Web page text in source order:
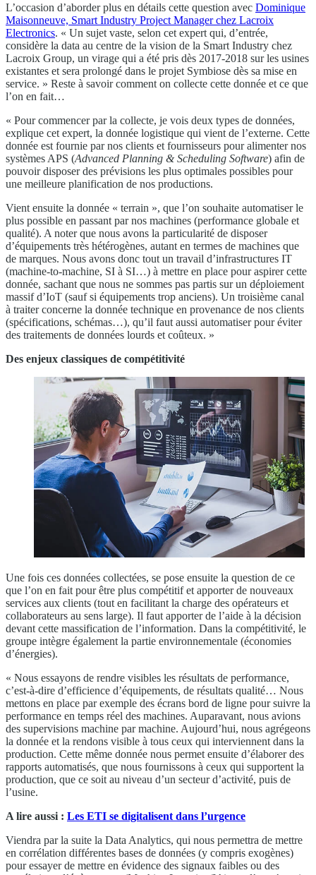
L’occasion d’aborder plus en détails cette question avec Dominique
Maisonneuve, Smart Industry Project Manager chez Lacroix
Electronics. « Un sujet vaste, selon cet expert qui, d’entrée,
considère la data au centre de la vision de la Smart Industry chez
Lacroix Group, un virage qui a été pris dès 2017-2018 sur les usines
existantes et sera prolongé dans le projet Symbiose dès sa mise en
service. » Reste à savoir comment on collecte cette donnée et ce que
l’on en fait…
« Pour commencer par la collecte, je vois deux types de données,
explique cet expert, la donnée logistique qui vient de l’externe. Cette
donnée est fournie par nos clients et fournisseurs pour alimenter nos
systèmes APS (Advanced Planning & Scheduling Software) afin de
pouvoir disposer des prévisions les plus optimales possibles pour
une meilleure planification de nos productions.
Vient ensuite la donnée « terrain », que l’on souhaite automatiser le
plus possible en passant par nos machines (performance globale et
qualité). A noter que nous avons la particularité de disposer
d’équipements très hétérogènes, autant en termes de machines que
de marques. Nous avons donc tout un travail d’infrastructures IT
(machine-to-machine, SI à SI…) à mettre en place pour aspirer cette
donnée, sachant que nous ne sommes pas partis sur un déploiement
massif d’IoT (sauf si équipements trop anciens). Un troisième canal
à traiter concerne la donnée technique en provenance de nos clients
(spécifications, schémas…), qu’il faut aussi automatiser pour éviter
des traitements de données lourds et coûteux. »
Des enjeux classiques de compétitivité
Une fois ces données collectées, se pose ensuite la question de ce
que l’on en fait pour être plus compétitif et apporter de nouveaux
services aux clients (tout en facilitant la charge des opérateurs et
collaborateurs au sens large). Il faut apporter de l’aide à la décision
devant cette massification de l’information. Dans la compétitivité, le
groupe intègre également la partie environnementale (économies
d’énergies).
« Nous essayons de rendre visibles les résultats de performance,
c’est-à-dire d’efficience d’équipements, de résultats qualité… Nous
mettons en place par exemple des écrans bord de ligne pour suivre la
performance en temps réel des machines. Auparavant, nous avions
des supervisions machine par machine. Aujourd’hui, nous agrégeons
la donnée et la rendons visible à tous ceux qui interviennent dans la
production. Cette même donnée nous permet ensuite d’élaborer des
rapports automatisés, que nous fournissons à ceux qui supportent la
production, que ce soit au niveau d’un secteur d’activité, puis de
l’usine.
A lire aussi : Les ETI se digitalisent dans l’urgence
Viendra par la suite la Data Analytics, qui nous permettra de mettre
en corrélation différentes bases de données (y compris exogènes)
pour essayer de mettre en évidence des signaux faibles ou des